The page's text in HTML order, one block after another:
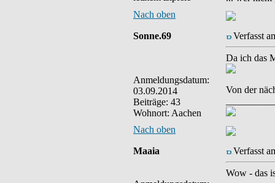
Nach oben
Sonne.69
Anmeldungsdatum:
03.09.2014
Beiträge: 43
Wohnort: Aachen
Verfasst
Da ich das
Von der
Nach oben
Maaia Verfasst
Wow - das